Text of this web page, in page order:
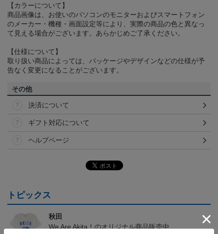
【カラーについて】
商品画像は、お使いのパソコンのモニターおよびスマートフォン
のメーカー・機種・画面設定等により、実際の商品の色と異なっ
て見える場合がございます。あらかじめご了承ください。
【仕様について】
取り扱い商品によっては、パッケージやデザインなどの仕様が予
告なく変更になることがございます。
その他
決済について
ギフト対応について
ヘルプページ
トピックス
秋田
We Are Akita！のオリジナル商品販売中